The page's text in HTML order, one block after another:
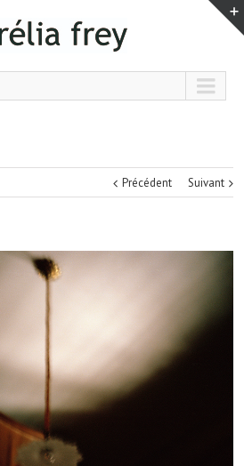
Précédent Suivant